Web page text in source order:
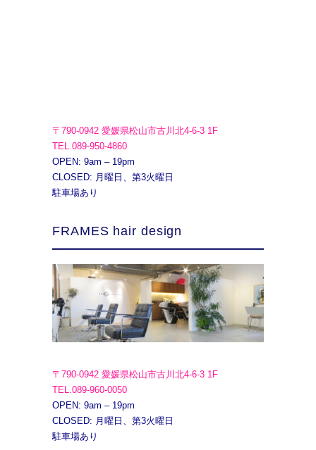
〒790-0942 愛媛県松山市古川北4-6-3 1F
TEL.089-950-4860
OPEN: 9am – 19pm
CLOSED: 月曜日、第3火曜日
駐車場あり
FRAMES hair design
〒790-0942 愛媛県松山市古川北4-6-3 1F
TEL.089-960-0050
OPEN: 9am – 19pm
CLOSED: 月曜日、第3火曜日
駐車場あり